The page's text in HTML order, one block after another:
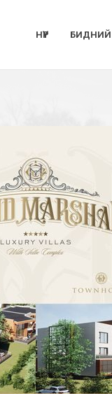
НҮҮР БИДНИЙ